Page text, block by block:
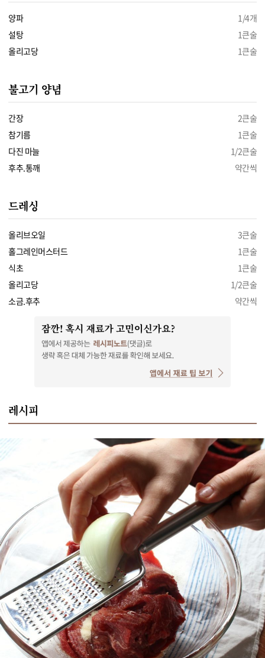
양파
1/4개
설탕
1큰술
올리고당
1큰술
불고기 양념
간장
2큰술
참기름
1큰술
다진 마늘
1/2큰술
후추.통깨
약간씩
드레싱
올리브오일
3큰술
홀그레인머스터드
1큰술
식초
1큰술
올리고당
1/2큰술
소금.후추
약간씩
레시피